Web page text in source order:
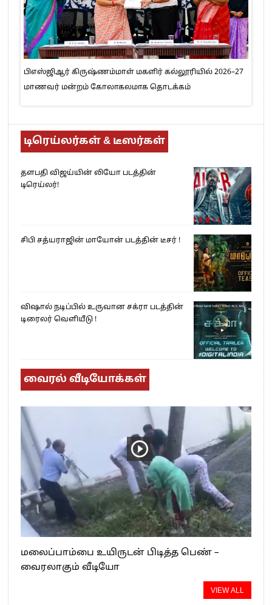
பிஎஸ்ஜிஆர் கிருஷ்ணம்மாள் மகளிர் கல்லூரியில் 2026–27
மாணவர் மன்றம் கோலாகலமாக தொடக்கம்
டிரெய்லர்கள் & டீஸர்கள்
தளபதி விஜய்யின் லியோ படத்தின்
டிரெய்லர்!
சிபி சத்யராஜின் மாயோன் படத்தின் டீசர் !
விஷால் நடிப்பில் உருவான சக்ரா படத்தின்
டிரைலர் வெளியீடு !
வைரல் வீடியோக்கள்
மலைப்பாம்பை உயிருடன் பிடித்த பெண் –
வைரலாகும் வீடியோ
VIEW ALL